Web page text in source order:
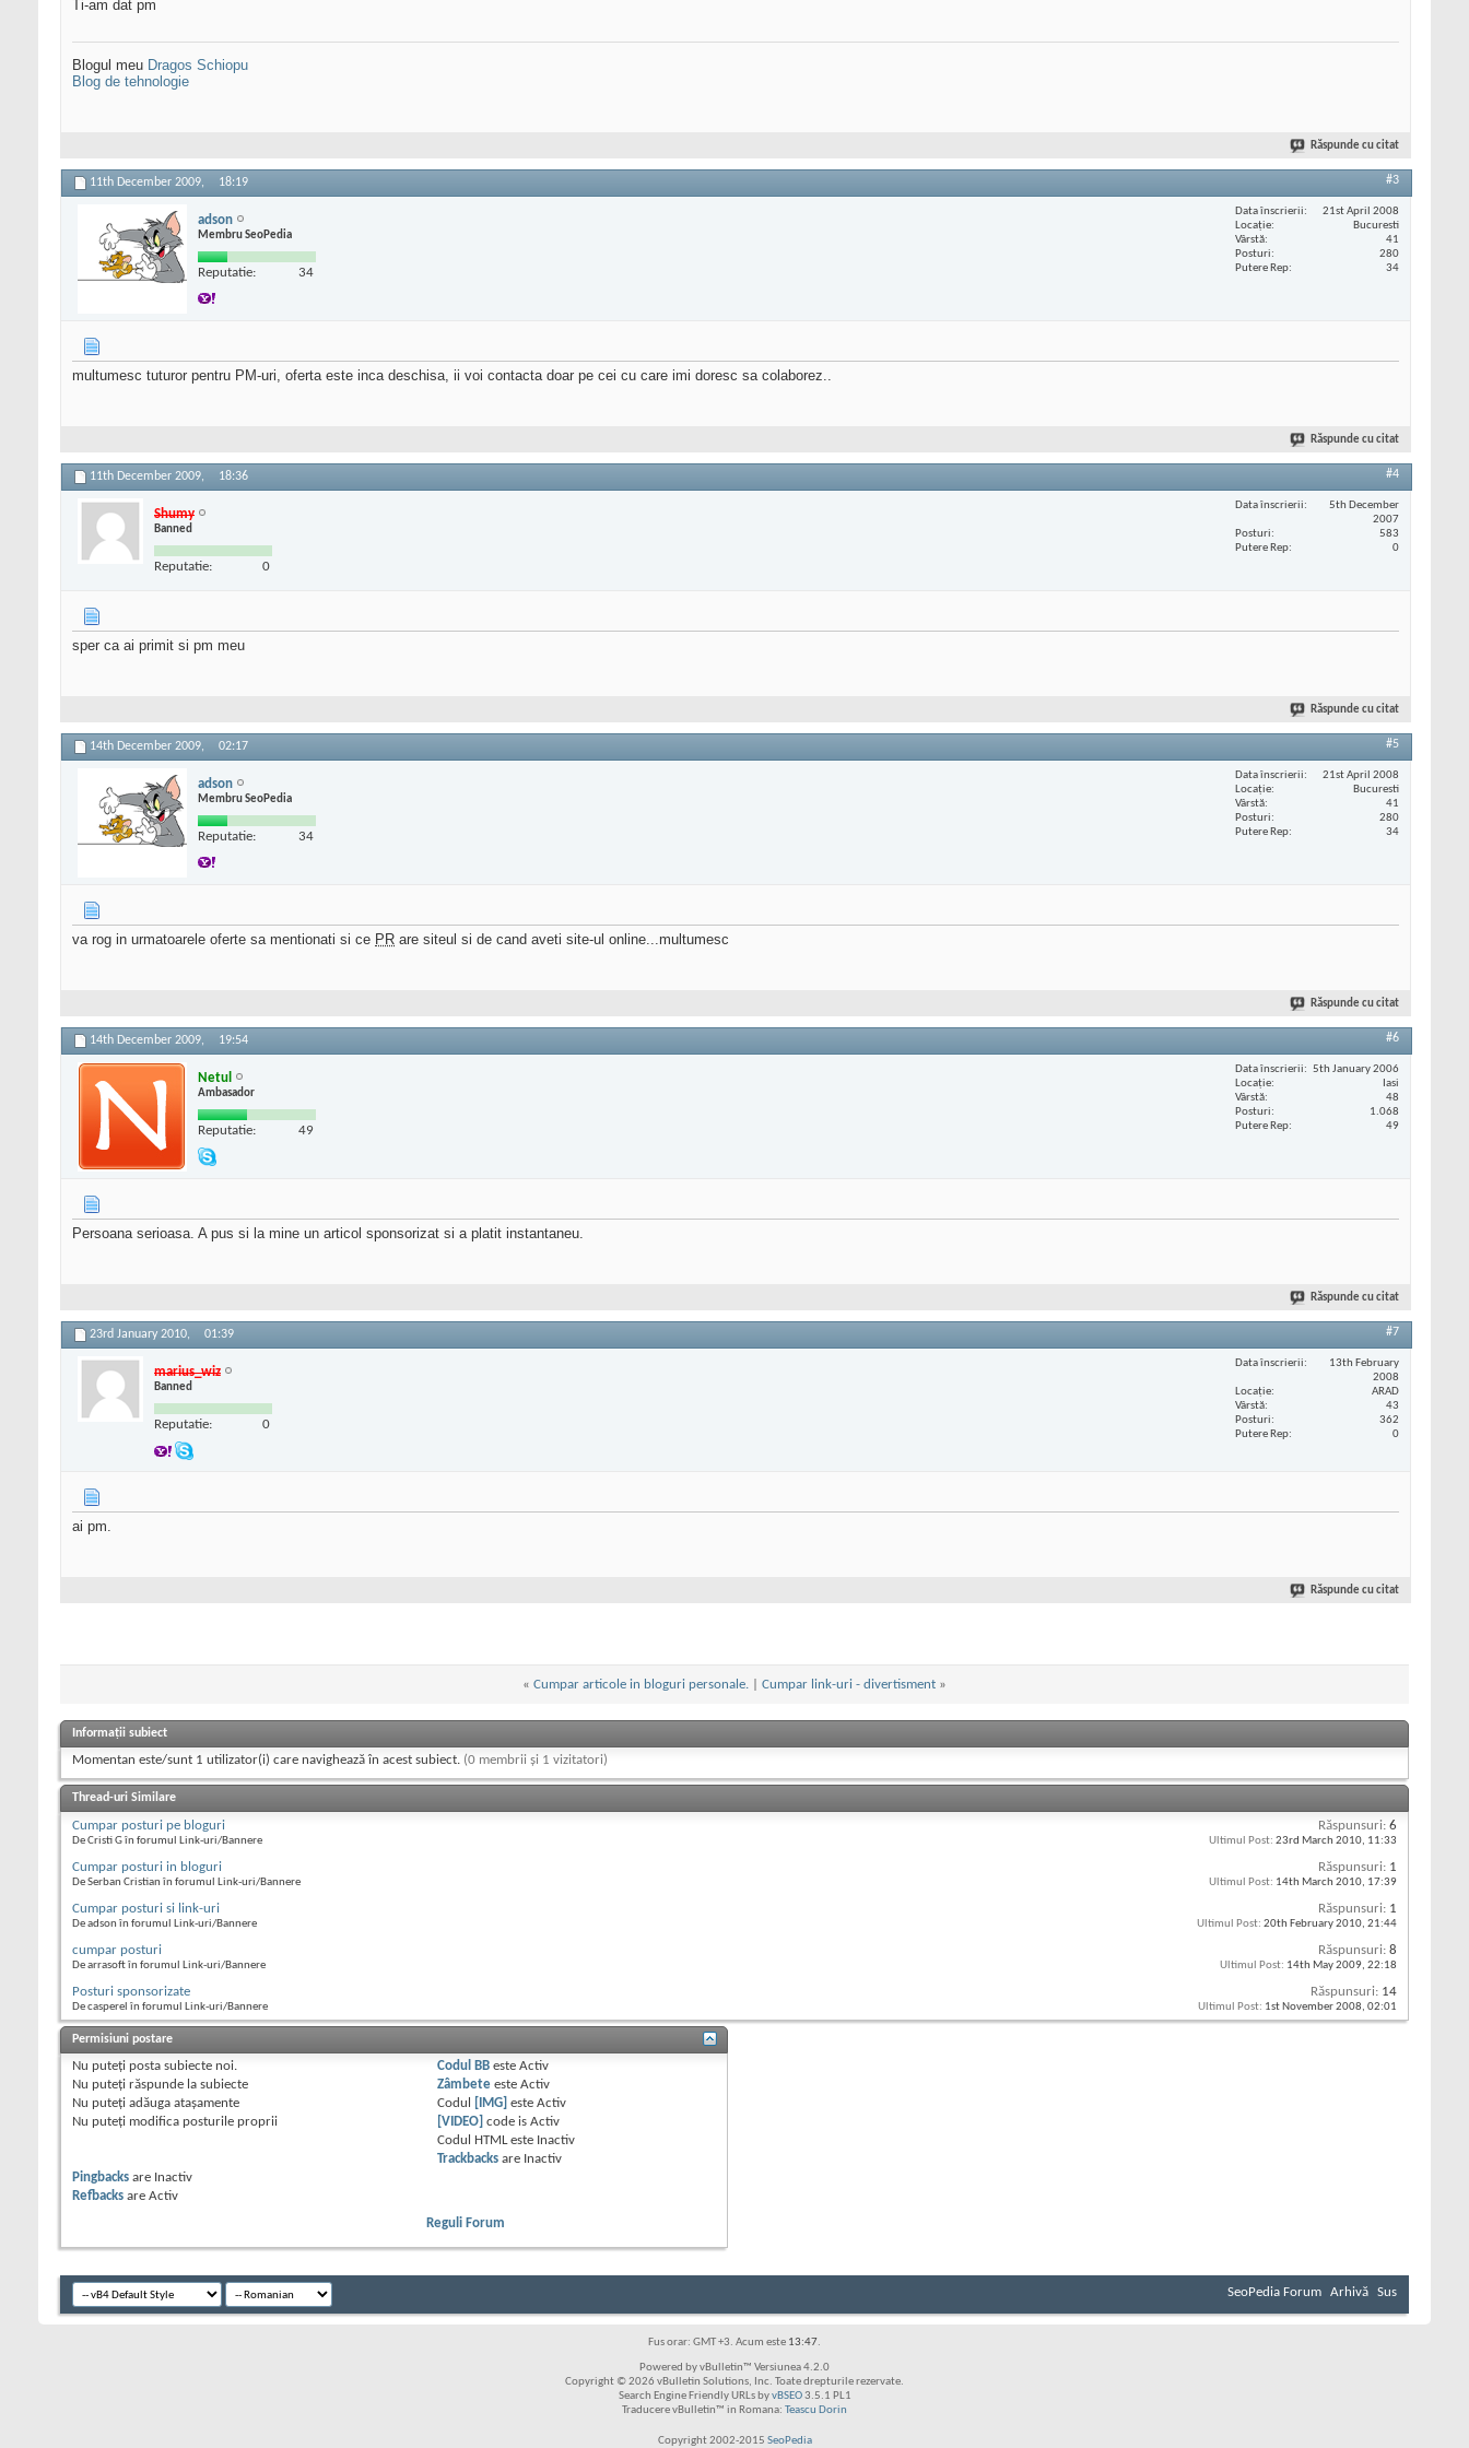
Ti-am dat pm
Blogul meu Dragos Schiopu
Blog de tehnologie
Răspunde cu citat
11th December 2009, 18:19 #3
adson
Membru SeoPedia
Reputatie: 34
Data înscrierii
21st April 2008
Locaţie
Bucuresti
Vârstă
41
Posturi
280
Putere Rep
34
multumesc tuturor pentru PM-uri, oferta este inca deschisa, ii voi contacta doar pe cei cu care imi doresc sa colaborez..
Răspunde cu citat
11th December 2009, 18:36 #4
Shumy
Banned
Reputatie: 0
Data înscrierii
5th December
2007
Posturi
583
Putere Rep
0
sper ca ai primit si pm meu
Răspunde cu citat
14th December 2009, 02:17 #5
adson
Membru SeoPedia
Reputatie: 34
Data înscrierii
21st April 2008
Locaţie
Bucuresti
Vârstă
41
Posturi
280
Putere Rep
34
va rog in urmatoarele oferte sa mentionati si ce PR are siteul si de cand aveti site-ul online...multumesc
Răspunde cu citat
14th December 2009, 19:54 #6
Netul
Ambasador
Reputatie: 49
Data înscrierii
5th January 2006
Locaţie
Iasi
Vârstă
48
Posturi
1.068
Putere Rep
49
Persoana serioasa. A pus si la mine un articol sponsorizat si a platit instantaneu.
Răspunde cu citat
23rd January 2010, 01:39 #7
marius_wiz
Banned
Reputatie: 0
Data înscrierii
13th February
2008
Locaţie
ARAD
Vârstă
43
Posturi
362
Putere Rep
0
ai pm.
Răspunde cu citat
« Cumpar articole in bloguri personale. Cumpar link-uri - divertisment »
Informații subiect
Momentan este/sunt 1 utilizator(i) care navighează în acest subiect. (0 membrii și 1 vizitatori)
Thread-uri Similare
Cumpar posturi pe bloguri
De Cristi G în forumul Link-uri/Bannere
Răspunsuri: 6
Ultimul Post: 23rd March 2010, 11:33
Cumpar posturi in bloguri
De Serban Cristian în forumul Link-uri/Bannere
Răspunsuri: 1
Ultimul Post: 14th March 2010, 17:39
Cumpar posturi si link-uri
De adson în forumul Link-uri/Bannere
Răspunsuri: 1
Ultimul Post: 20th February 2010, 21:44
cumpar posturi
De arrasoft în forumul Link-uri/Bannere
Răspunsuri: 8
Ultimul Post: 14th May 2009, 22:18
Posturi sponsorizate
De casperel în forumul Link-uri/Bannere
Răspunsuri: 14
Ultimul Post: 1st November 2008, 02:01
Permisiuni postare
Nu puteţi posta subiecte noi.
Nu puteţi răspunde la subiecte
Nu puteţi adăuga ataşamente
Nu puteţi modifica posturile proprii
Codul BB esteActiv
Zâmbete esteActiv
Codul
[IMG] esteActiv
[VIDEO] code isActiv
Codul HTML este Inactiv
Trackbacks are Inactiv
Pingbacks are Inactiv
Refbacks are Activ
Reguli Forum
SeoPedia Forum Arhivă Sus
Fus orar: GMT +3. Acum este 13:47.
Powered by vBulletin™ Versiunea 4.2.0
Copyright © 2026 vBulletin Solutions, Inc. Toate drepturile rezervate.
Search Engine Friendly URLs byvBSEO3.5.1 PL1
Traducere vBulletin™ in Romana: Teascu Dorin
Copyright 2002-2015 SeoPedia